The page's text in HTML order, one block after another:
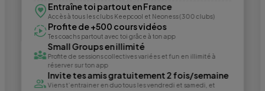
Entraîne toi partout en France
Accès à tous les clubs Keepcool et Neoness (300 clubs)
Profite de +500 cours vidéos
Tes coachs partout avec toi grâce à ton app
Small Groups en illimité
Profite de sessions collectives variées et fun en illimité à
réserver sur ton app
Invite tes amis gratuitement 2 fois/semaine
Viens t’entrainer en duo tous les vendredi et samedi, et